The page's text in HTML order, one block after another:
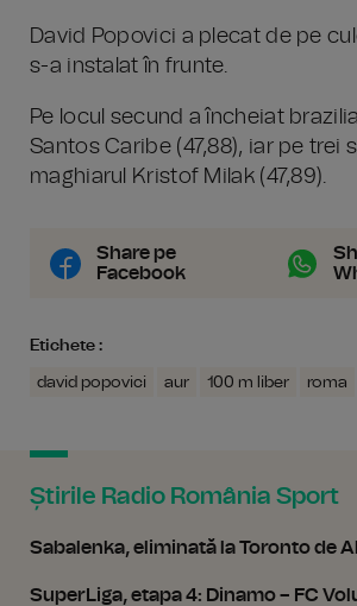
David Popovici a plecat de pe
s-a instalat în frunte.
Pe locul secund a încheiat
Santos Caribe (47,88), iar pe trei
maghiarul Kristof Milak (47,89).
Share pe
Facebook
Etichete :
david popovici aur 100 m liber roma
Știrile Radio România Sport
Sabalenka, eliminată la Toronto de
SuperLiga, etapa 4: Dinamo – FC